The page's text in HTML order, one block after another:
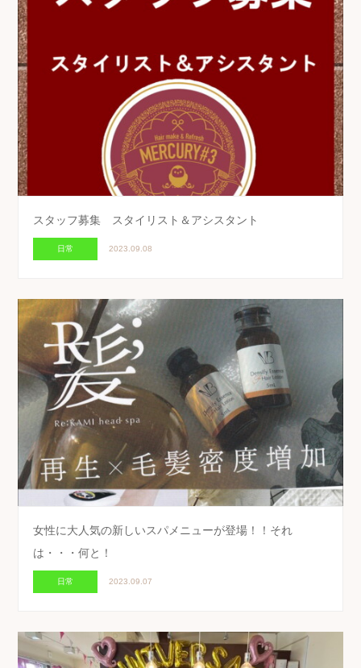
スタッフ募集 スタイリスト＆アシスタント
日常 2023.09.08
女性に大人気の新しいスパメニューが登場！！それ
は・・・何と！
日常 2023.09.07